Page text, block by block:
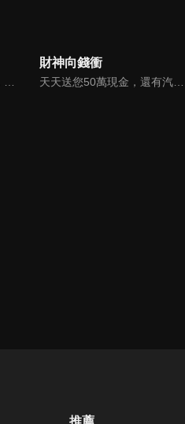
節目精心設計的遊戲內容，包括深受觀眾喜愛並且火紅於各大專院校的【TEMPO系列】，考驗藝人用肢體表達能力以及聯想能力的【你是WORD演】、【會演是英雄】，考驗英文程度的【EAR傳耳ABC】，超簡單、超爆笑的【看你怎麼說】，以及考驗藝人反應、機智以及隊友默契的【不可能的默契】等單元，逗趣又爆笑！
財神向錢衝
天天送您50萬現金，還有汽車大獎！不考智力、體力，挑戰家人、同事、同學、朋友互相了解的成渡和共同生活經驗。快來參加《財神向前衝》大獎通通送給您。
推薦